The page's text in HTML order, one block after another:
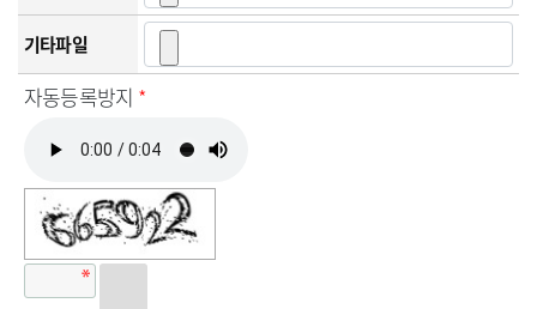
기타파일
자동등록방지 *